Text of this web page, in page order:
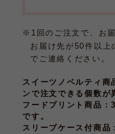
※1回のご注文で、お
お届け先が50件以上
でご連絡ください。
スイーツノベルティ商
ンで注文できる個数が
フードプリント商品
です。
スリーブケース付商品